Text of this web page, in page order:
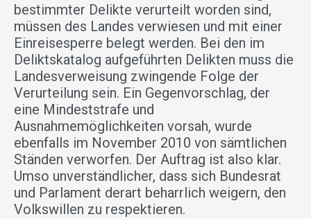
bestimmter Delikte verurteilt worden sind,
müssen des Landes verwiesen und mit einer
Einreisesperre belegt werden. Bei den im
Deliktskatalog aufgeführten Delikten muss die
Landesverweisung zwingende Folge der
Verurteilung sein. Ein Gegenvorschlag, der
eine Mindeststrafe und
Ausnahmemöglichkeiten vorsah, wurde
ebenfalls im November 2010 von sämtlichen
Ständen verworfen. Der Auftrag ist also klar.
Umso unverständlicher, dass sich Bundesrat
und Parlament derart beharrlich weigern, den
Volkswillen zu respektieren.